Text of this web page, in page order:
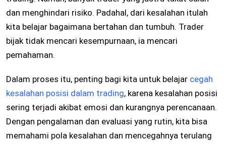
dan menghindari risiko. Padahal, dari kesalahan itulah
kita belajar bagaimana bertahan dan tumbuh. Trader
bijak tidak mencari kesempurnaan, ia mencari
pemahaman.
Dalam proses itu, penting bagi kita untuk belajar cegah
kesalahan posisi dalam trading, karena kesalahan posisi
sering terjadi akibat emosi dan kurangnya perencanaan.
Dengan pengalaman dan evaluasi yang rutin, kita bisa
memahami pola kesalahan dan mencegahnya terulang